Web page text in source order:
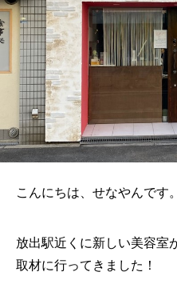
こんにちは、せなやんです。
放出駅近くに新しい美容室
取材に行ってきました！